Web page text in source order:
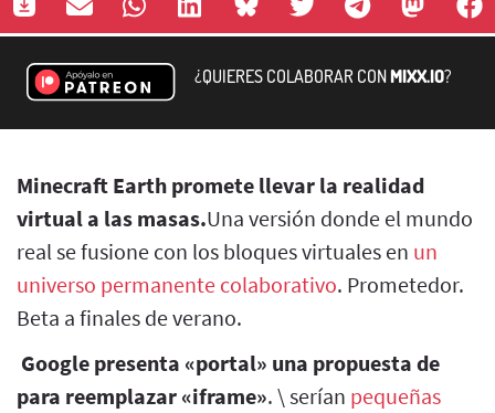
¿QUIERES COLABORAR CONMIXX.IO?
Minecraft Earth promete llevar la realidad
virtual a las masas.Una versión donde el mundo
real se fusione con los bloques virtuales en un
universo permanente colaborativo. Prometedor.
Beta a finales de verano.
Google presenta «portal» una propuesta de
para reemplazar «iframe». \ serían pequeñas